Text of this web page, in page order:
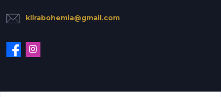
klirabohemia@gmail.com